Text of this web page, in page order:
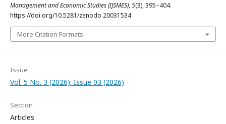
Management and Economic Studies (IJSMES),5(3), 395–404.
https://doi.org/10.5281/zenodo.20031534
More Citation Formats
Issue
Vol. 5 No. 3 (2026): Issue 03 (2026)
Section
Articles